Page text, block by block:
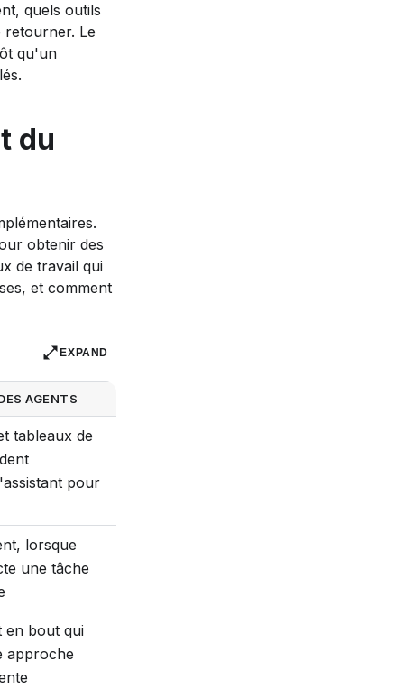
quels outils
retourner. Le
qu'un
du
obtenir des
de travail qui
et comment
EXPAND
AGENTS
tableaux de
pour
lorsque
une tâche
en bout qui
approche